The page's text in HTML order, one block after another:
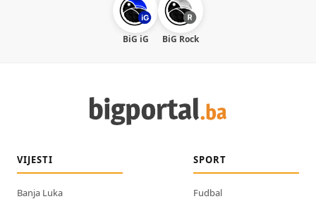
BiG iG BiG Rock
VIJESTI
Banja Luka
SPORT
Fudbal